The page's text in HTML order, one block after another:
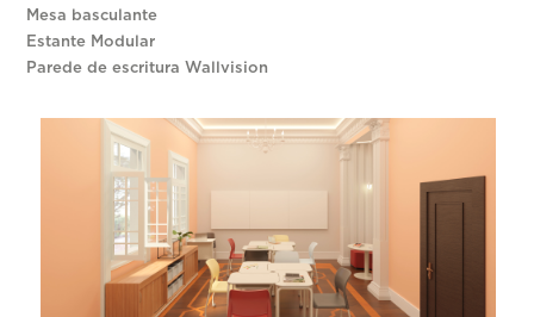
Mesa basculante
Estante Modular
Parede de escritura Wallvision
Imagem 02